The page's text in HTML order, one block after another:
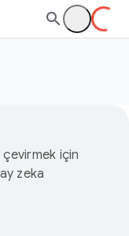
için
zeka